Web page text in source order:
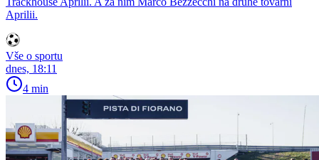
Aprilii.
Vše o sportu
dnes, 18:11
4 min